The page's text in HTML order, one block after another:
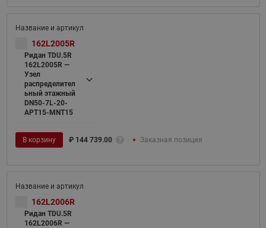
162L2005R
Ридан TDU.5R
162L2005R —
Узел
распределител
ьный этажный
DN50-7L-20-
APT15-MNT15
В корзину ₽ 144 739.00 Заказная позиция
162L2006R
Ридан TDU.5R
162L2006R —